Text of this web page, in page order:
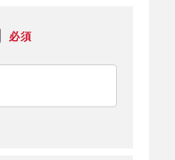
必須